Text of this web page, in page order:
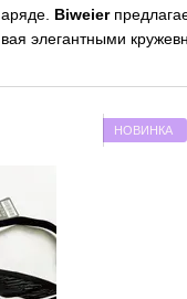
Biweier
элегантными
не только
для женщин с
интернет-
количество
трусики для
Наш ассортимент
НОВИНКА